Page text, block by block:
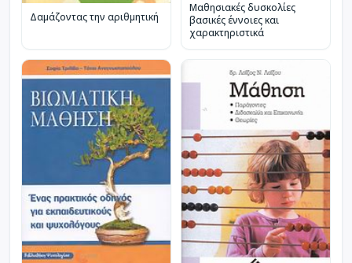
Δαμάζοντας την αριθμητική
Μαθησιακές δυσκολίες
βασικές έννοιες και
χαρακτηριστικά